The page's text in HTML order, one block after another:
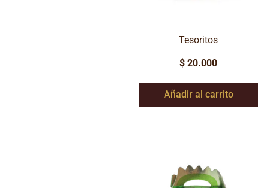
Tesoritos
$ 20.000
Añadir al carrito